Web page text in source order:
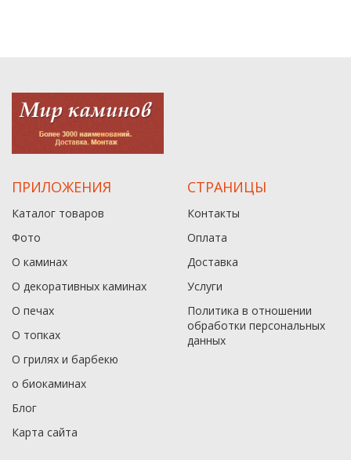
ПРИЛОЖЕНИЯ
Каталог товаров
Фото
О каминах
О декоративных каминах
О печах
О топках
О грилях и барбекю
о биокаминах
Блог
Карта сайта
СТРАНИЦЫ
Контакты
Оплата
Доставка
Услуги
Политика в отношении
обработки персональных
данныx